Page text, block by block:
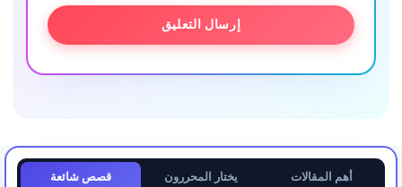
قصص شائعة يختار المحررون أهم المقالات